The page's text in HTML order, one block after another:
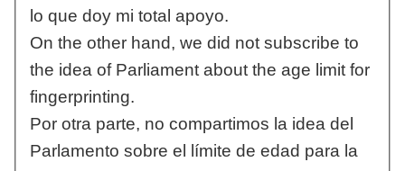
lo que doy mi total apoyo.
On the other hand, we did not subscribe to
the idea of Parliament about the age limit for
fingerprinting.
Por otra parte, no compartimos la idea del
Parlamento sobre el límite de edad para la